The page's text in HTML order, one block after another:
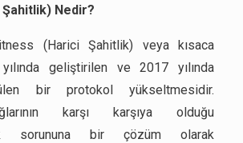
Nedir?
(Harici Şahitlik) veya kısaca
geliştirilen ve 2017 yılında
bir protokol yükseltmesidir.
karşı karşıya olduğu
sorununa bir çözüm olarak